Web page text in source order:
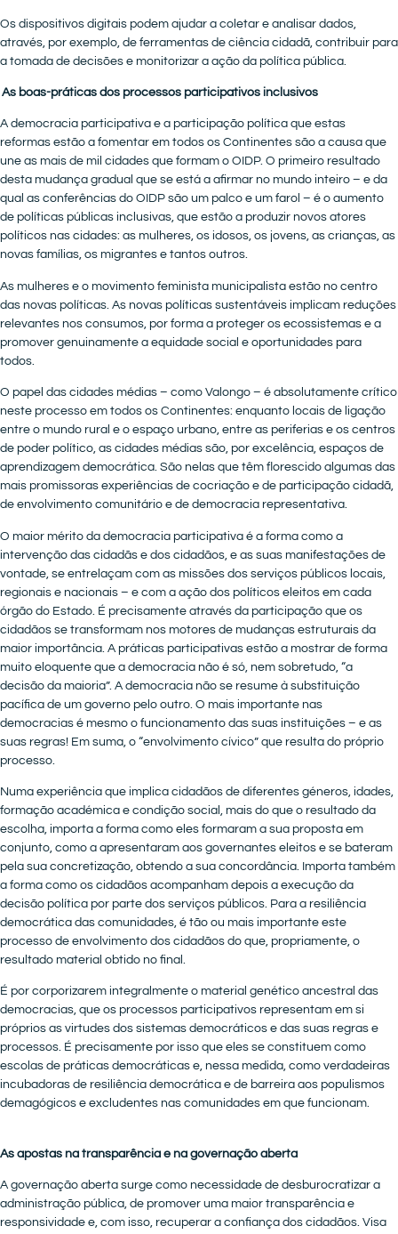
Os dispositivos digitais podem ajudar a coletar e analisar dados,
através, por exemplo, de ferramentas de ciência cidadã, contribuir para
a tomada de decisões e monitorizar a ação da política pública.
As boas-práticas dos processos participativos inclusivos
A democracia participativa e a participação política que estas
reformas estão a fomentar em todos os Continentes são a causa que
une as mais de mil cidades que formam o OIDP. O primeiro resultado
desta mudança gradual que se está a afirmar no mundo inteiro – e da
qual as conferências do OIDP são um palco e um farol – é o aumento
de políticas públicas inclusivas, que estão a produzir novos atores
políticos nas cidades: as mulheres, os idosos, os jovens, as crianças, as
novas famílias, os migrantes e tantos outros.
As mulheres e o movimento feminista municipalista estão no centro
das novas políticas. As novas políticas sustentáveis implicam reduções
relevantes nos consumos, por forma a proteger os ecossistemas e a
promover genuinamente a equidade social e oportunidades para
todos.
O papel das cidades médias – como Valongo – é absolutamente crítico
neste processo em todos os Continentes: enquanto locais de ligação
entre o mundo rural e o espaço urbano, entre as periferias e os centros
de poder político, as cidades médias são, por excelência, espaços de
aprendizagem democrática. São nelas que têm florescido algumas das
mais promissoras experiências de cocriação e de participação cidadã,
de envolvimento comunitário e de democracia representativa.
O maior mérito da democracia participativa é a forma como a
intervenção das cidadãs e dos cidadãos, e as suas manifestações de
vontade, se entrelaçam com as missões dos serviços públicos locais,
regionais e nacionais – e com a ação dos políticos eleitos em cada
órgão do Estado. É precisamente através da participação que os
cidadãos se transformam nos motores de mudanças estruturais da
maior importância. A práticas participativas estão a mostrar de forma
muito eloquente que a democracia não é só, nem sobretudo, “a
decisão da maioria”. A democracia não se resume à substituição
pacífica de um governo pelo outro. O mais importante nas
democracias é mesmo o funcionamento das suas instituições – e as
suas regras! Em suma, o “envolvimento cívico” que resulta do próprio
processo.
Numa experiência que implica cidadãos de diferentes géneros, idades,
formação académica e condição social, mais do que o resultado da
escolha, importa a forma como eles formaram a sua proposta em
conjunto, como a apresentaram aos governantes eleitos e se bateram
pela sua concretização, obtendo a sua concordância. Importa também
a forma como os cidadãos acompanham depois a execução da
decisão política por parte dos serviços públicos. Para a resiliência
democrática das comunidades, é tão ou mais importante este
processo de envolvimento dos cidadãos do que, propriamente, o
resultado material obtido no final.
É por corporizarem integralmente o material genético ancestral das
democracias, que os processos participativos representam em si
próprios as virtudes dos sistemas democráticos e das suas regras e
processos. É precisamente por isso que eles se constituem como
escolas de práticas democráticas e, nessa medida, como verdadeiras
incubadoras de resiliência democrática e de barreira aos populismos
demagógicos e excludentes nas comunidades em que funcionam.
As apostas na transparência e na governação aberta
A governação aberta surge como necessidade de desburocratizar a
administração pública, de promover uma maior transparência e
responsividade e, com isso, recuperar a confiança dos cidadãos. Visa